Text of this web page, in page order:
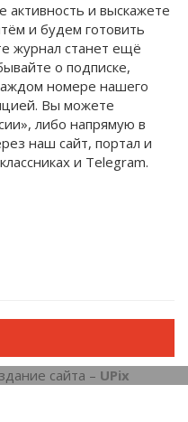
и выскажете
и будем готовить
журнал станет ещё
о подписке,
номере нашего
Вы можете
либо напрямую в
наш сайт, портал и
и Telegram.
сайта – UPix